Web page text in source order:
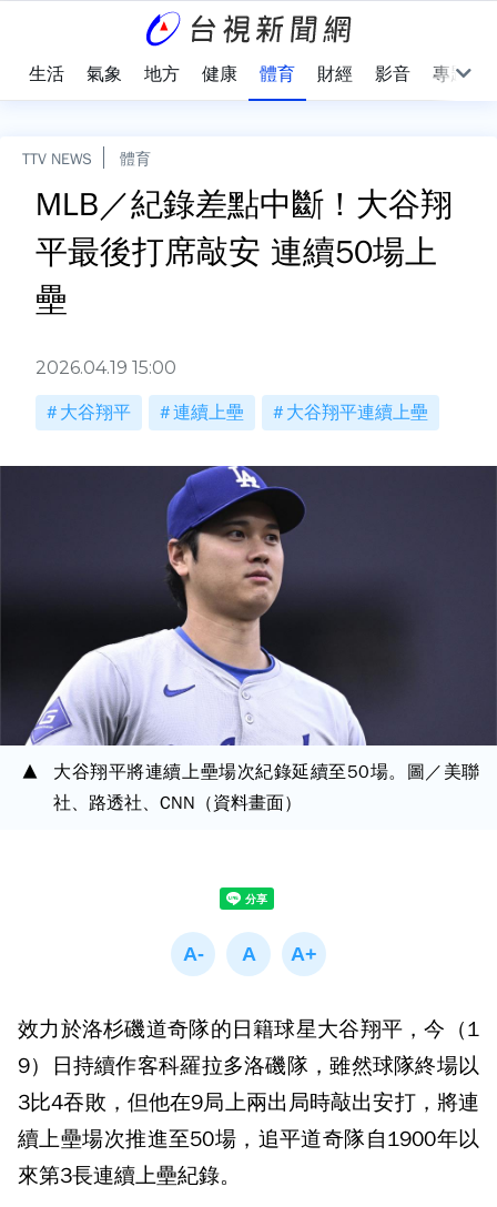
生活 氣象 地方 健康 體育 財經 影音 專題
TTV NEWS 體育
MLB／紀錄差點中斷！大谷翔
平最後打席敲安 連續50場上
壘
2026.04.19 15:00
大谷翔平 連續上壘 大谷翔平連續上壘
大谷翔平將連續上壘場次紀錄延續至50場。圖／美聯
社、路透社、CNN（資料畫面）
效力於洛杉磯道奇隊的日籍球星大谷翔平，今（1
9）日持續作客科羅拉多洛磯隊，雖然球隊終場以
3比4吞敗，但他在9局上兩出局時敲出安打，將連
續上壘場次推進至50場，追平道奇隊自1900年以
來第3長連續上壘紀錄。